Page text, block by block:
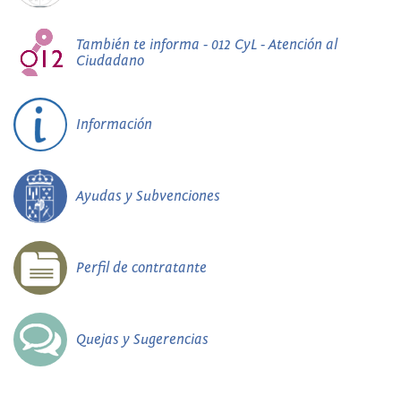
También te informa - 012 CyL - Atención al
Ciudadano
Información
Ayudas y Subvenciones
Perfil de contratante
Quejas y Sugerencias